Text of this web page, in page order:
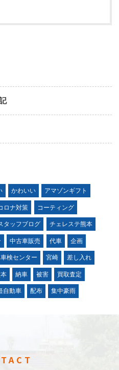
かわいい アマゾンギフト
ロナ対策 コーティング
タッフブログ チェレステ熊本
中古車販売 代車 企画
検センター 宮崎 差し入れ
納車 被害 買取査定
自動車 配布 集中豪雨